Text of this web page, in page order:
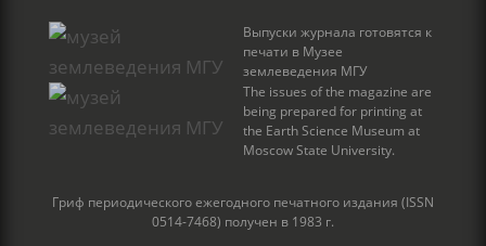
Выпуски журнала готовятся к
печати в Музее
землеведения МГУ
The issues of the magazine are
being prepared for printing at
the Earth Science Museum at
Moscow State University.
Гриф периодического ежегодного печатного издания (ISSN
0514-7468) получен в 1983 г.